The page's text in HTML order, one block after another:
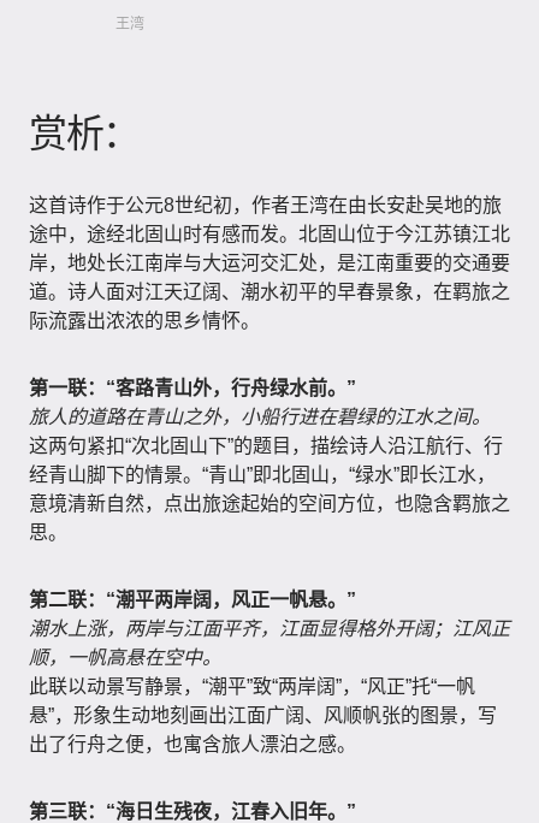
王湾
赏析：
这首诗作于公元8世纪初，作者王湾在由长安赴吴地的旅
途中，途经北固山时有感而发。北固山位于今江苏镇江北
岸，地处长江南岸与大运河交汇处，是江南重要的交通要
道。诗人面对江天辽阔、潮水初平的早春景象，在羁旅之
际流露出浓浓的思乡情怀。
第一联：“客路青山外，行舟绿水前。”
旅人的道路在青山之外，小船行进在碧绿的江水之间。
这两句紧扣“次北固山下”的题目，描绘诗人沿江航行、行
经青山脚下的情景。“青山”即北固山，“绿水”即长江水，
意境清新自然，点出旅途起始的空间方位，也隐含羁旅之
思。
第二联：“潮平两岸阔，风正一帆悬。”
潮水上涨，两岸与江面平齐，江面显得格外开阔；江风正
顺，一帆高悬在空中。
此联以动景写静景，“潮平”致“两岸阔”，“风正”托“一帆
悬”，形象生动地刻画出江面广阔、风顺帆张的图景，写
出了行舟之便，也寓含旅人漂泊之感。
第三联：“海日生残夜，江春入旧年。”